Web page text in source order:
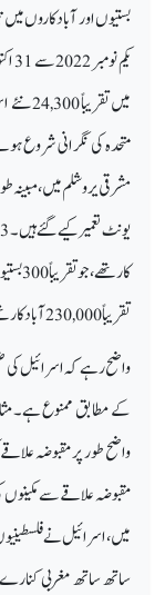
بستیوں اور آباد کاروں
متحدہ کی نگرانی
کار
تقریباً 230,000 آباد کار تھے۔
واضح رہے کہ اسرائیل کی
میں، اسرائیل نے
ساتھ ساتھ مغربی کنارے